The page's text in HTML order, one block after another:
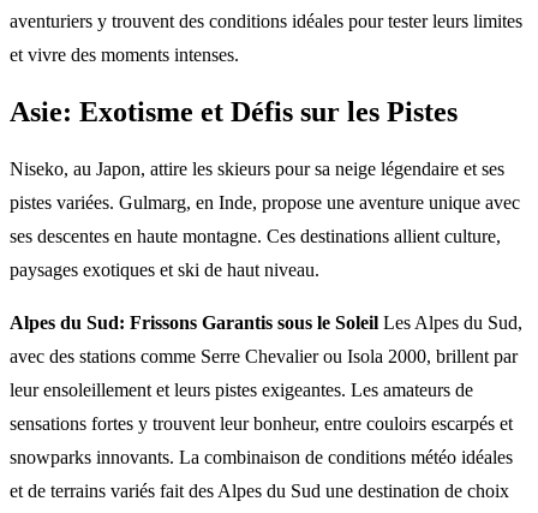
aventuriers y trouvent des conditions idéales pour tester leurs limites
et vivre des moments intenses.
Asie: Exotisme et Défis sur les Pistes
Niseko, au Japon, attire les skieurs pour sa neige légendaire et ses
pistes variées. Gulmarg, en Inde, propose une aventure unique avec
ses descentes en haute montagne. Ces destinations allient culture,
paysages exotiques et ski de haut niveau.
Alpes du Sud: Frissons Garantis sous le Soleil Les Alpes du Sud,
avec des stations comme Serre Chevalier ou Isola 2000, brillent par
leur ensoleillement et leurs pistes exigeantes. Les amateurs de
sensations fortes y trouvent leur bonheur, entre couloirs escarpés et
snowparks innovants. La combinaison de conditions météo idéales
et de terrains variés fait des Alpes du Sud une destination de choix